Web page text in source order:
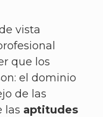
vista
que los
el dominio
de las
las aptitudes